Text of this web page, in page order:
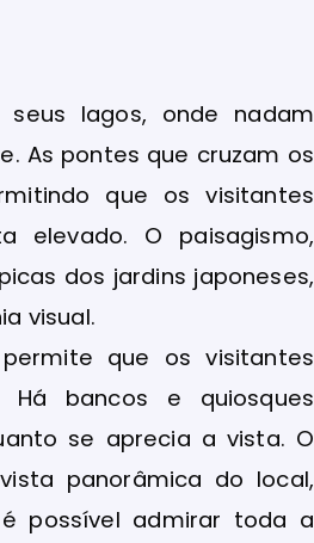
lagos, onde nadam
As pontes que cruzam os
que os visitantes
O paisagismo,
dos jardins japoneses,
visual.
que os visitantes
bancos e quiosques
se aprecia a vista. O
panorâmica do local,
possível admirar toda a